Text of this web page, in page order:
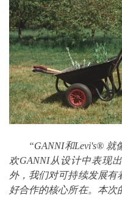
“GANNI和Levi's® 就
欢GANNI从设计中表现
外，我们对可持续发展有
好合作的核心所在。本次